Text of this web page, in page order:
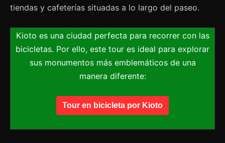
tiendas y cafeterías situadas a lo largo del paseo.
Kioto es una ciudad perfecta para recorrer con las
bicicletas. Por ello, este tour es ideal para explorar
sus monumentos más emblemáticos de una
manera diferente:
Tour en bicicleta por Kioto